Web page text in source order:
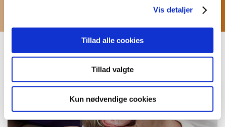
Vis detaljer
Tillad alle cookies
Tillad valgte
Kun nødvendige cookies
BeneFiT Nyheder